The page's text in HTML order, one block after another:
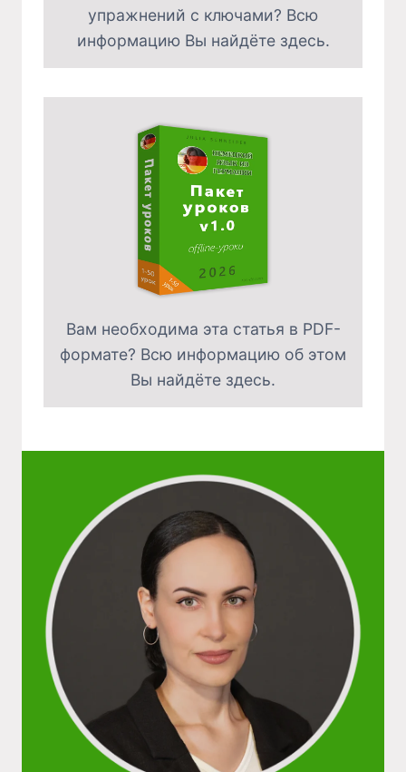
упражнений с ключами? Всю
информацию Вы найдёте здесь.
Вам необходима эта статья в PDF-
формате? Всю информацию об этом
Вы найдёте здесь.